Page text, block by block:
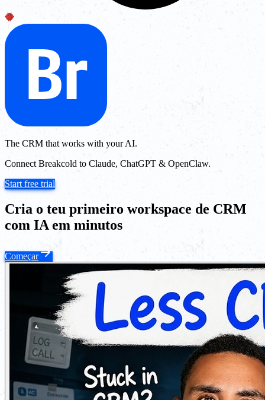
The CRM that works with your AI.
Connect Breakcold to Claude, ChatGPT & OpenClaw.
Start free trial
Cria o teu primeiro workspace de CRM
com IA em minutos
Começar